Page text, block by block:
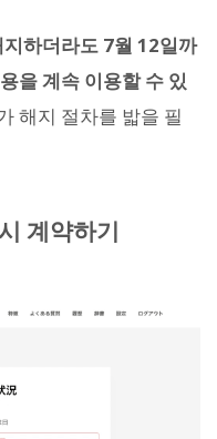
하더라도 7월 12일까
을 계속 이용할 수 있
해지 절차를 밟을 필
계약하기